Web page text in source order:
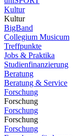
Kultur
Kultur
BigBand
Collegium Musicum
Treffpunkte
Jobs & Praktika
Studienfinanzierung
Beratung
Beratung & Service
Forschung
Forschung
Forschung
Forschung
Forschung